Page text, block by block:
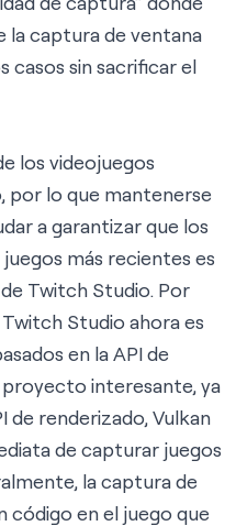
la captura de ventana
casos sin sacrificar el
los videojuegos
por lo que mantenerse
a garantizar que los
más recientes es
Twitch Studio. Por
Studio ahora es
en la API de
interesante, ya
de renderizado, Vulkan
de capturar juegos
la captura de
código en el juego que